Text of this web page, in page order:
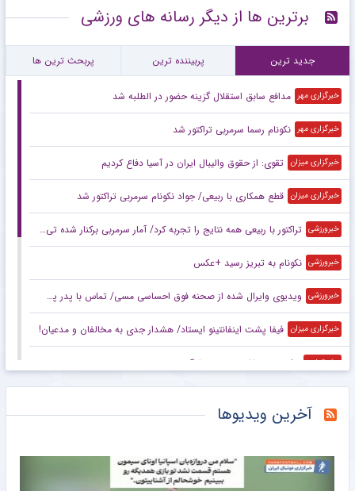
برترین ها از دیگر رسانه های ورزشی
جدید ترین پربیننده ترین پربحث ترین ها
خبرگزاری مهر مدافع سابق استقلال گزینه حضور در الطلبه شد
خبرگزاری مهر نکونام رسما سرمربی تراکتور شد
خبرگزاری میزان تقوی: از حقوق والیبال ایران در آسیا دفاع کردیم
خبرگزاری میزان قطع همکاری با ربیعی/ جواد نکونام سرمربی تراکتور شد
خبرورزشی تراکتور با ربیعی همه نتایج را تجربه کرد/ آمار سرمربی برکنار شده تی‌تی‌ها
خبرورزشی نکونام به تبریز رسید +عکس
خبرورزشی ویدیوی وایرال شده از صحنه فوق احساسی مسی/ تماس با پدر پس از اولین قهرمانی ملی!
خبرگزاری میزان فیفا پشت اینفانتینو ایستاد/ هشدار جدی به مخالفان و مدعیان!
مشرق نیوز پشت پرده تغییر سرمربی تراکتور
خبرگزاری دانشجو بارسلونا یک قدم تا رودری؛ سیتی پای میز تخفیف نشست
آخرین ویدیوها